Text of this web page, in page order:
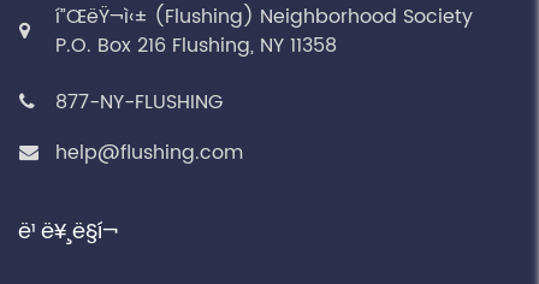
í”ŒëŸ¬ì‹± (Flushing) Neighborhood Society
P.O. Box 216 Flushing, NY 11358
877-NY-FLUSHING
help@flushing.com
ë¹ ë¥¸ ë§í¬